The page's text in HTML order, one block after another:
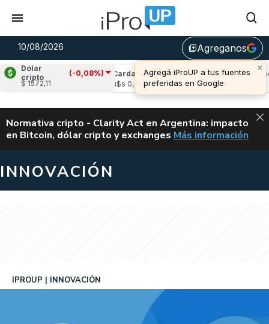
10/08/2026 library_addAgreganos
×
Agregá iProUP a tus fuentes
preferidas en Google
Dólar
cripto
(-0,08%)
$ 1572,11
(-0,49%)
Cardano
(-0,61%)
u$s 0,20
Avalanche
u$s 6,51
ALERTA
Normativa cripto - Clarity Act en Argentina: impacto
en Bitcoin, dólar cripto y exchanges CLARITY ACT EN
Más información
INNOVACIÓN
IPROUP INNOVACIÓN